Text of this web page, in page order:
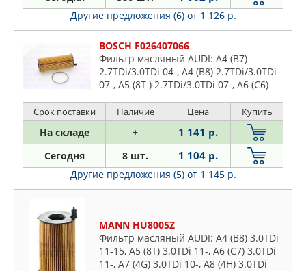
Другие предложения (6) от 1 126 р.
BOSCH F026407066
Фильтр масляный AUDI: A4 (B7)
2.7TDi/3.0TDi 04-, A4 (B8) 2.7TDi/3.0TDi
07-, A5 (8T ) 2.7TDi/3.0TDi 07-, A6 (C6)
3.0TDi/4.0TDi/4.2TDi 03-
Срок поставки Наличие Цена Купить
На складе + 1 141 р.
Сегодня 8 шт. 1 104 р.
Другие предложения (5) от 1 145 р.
MANN HU8005Z
Фильтр масляный AUDI: A4 (B8) 3.0TDi
11-15, A5 (8T) 3.0TDi 11-, A6 (C7) 3.0TDi
11-, A7 (4G) 3.0TDi 10-, A8 (4H) 3.0TDi